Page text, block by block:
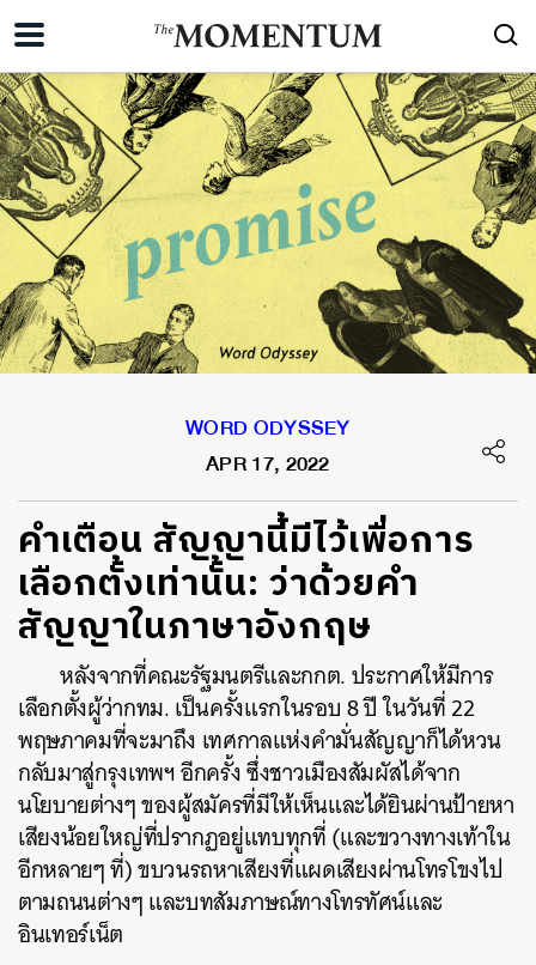
WORD ODYSSEY
APR 17, 2022
คำเตือน สัญญานี้มีไว้เพื่อการ
เลือกตั้งเท่านั้น: ว่าด้วยคำ
สัญญาในภาษาอังกฤษ
หลังจากที่คณะรัฐมนตรีและกกต. ประกาศให้มีการ
เลือกตั้งผู้ว่ากทม. เป็นครั้งแรกในรอบ 8 ปี ในวันที่ 22
พฤษภาคมที่จะมาถึง เทศกาลแห่งคำมั่นสัญญาก็ได้หวน
กลับมาสู่กรุงเทพฯ อีกครั้ง ซึ่งชาวเมืองสัมผัสได้จาก
นโยบายต่างๆ ของผู้สมัครที่มีให้เห็นและได้ยินผ่านป้ายหา
เสียงน้อยใหญ่ที่ปรากฏอยู่แทบทุกที่ (และขวางทางเท้าใน
อีกหลายๆ ที่) ขบวนรถหาเสียงที่แผดเสียงผ่านโทรโขงไป
ตามถนนต่างๆ และบทสัมภาษณ์ทางโทรทัศน์และ
อินเทอร์เน็ต